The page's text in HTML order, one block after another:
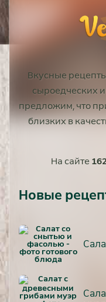
Вкусные
сыроедческих
предложим, что
близких в
На сайте
Новые